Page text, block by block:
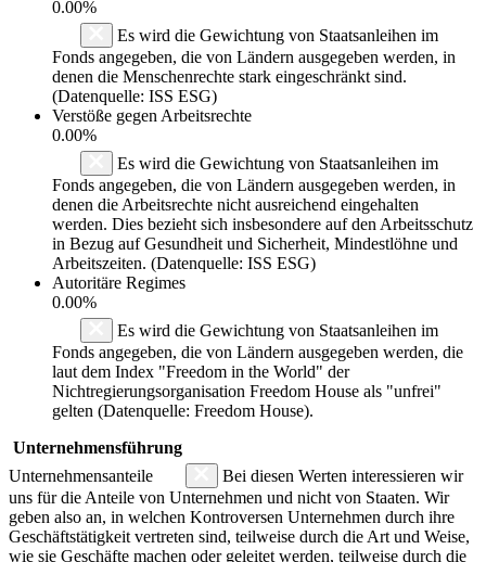
0.00%
Es wird die Gewichtung von Staatsanleihen im
Fonds angegeben, die von Ländern ausgegeben werden, in
denen die Menschenrechte stark eingeschränkt sind.
(Datenquelle: ISS ESG)
Verstöße gegen Arbeitsrechte
0.00%
Es wird die Gewichtung von Staatsanleihen im
Fonds angegeben, die von Ländern ausgegeben werden, in
denen die Arbeitsrechte nicht ausreichend eingehalten
werden. Dies bezieht sich insbesondere auf den Arbeitsschutz
in Bezug auf Gesundheit und Sicherheit, Mindestlöhne und
Arbeitszeiten. (Datenquelle: ISS ESG)
Autoritäre Regimes
0.00%
Es wird die Gewichtung von Staatsanleihen im
Fonds angegeben, die von Ländern ausgegeben werden, die
laut dem Index "Freedom in the World" der
Nichtregierungsorganisation Freedom House als "unfrei"
gelten (Datenquelle: Freedom House).
Unternehmensführung
Unternehmensanteile
Bei diesen Werten interessieren wir
uns für die Anteile von Unternehmen und nicht von Staaten. Wir
geben also an, in welchen Kontroversen Unternehmen durch ihre
Geschäftstätigkeit vertreten sind, teilweise durch die Art und Weise,
wie sie Geschäfte machen oder geleitet werden, teilweise durch die